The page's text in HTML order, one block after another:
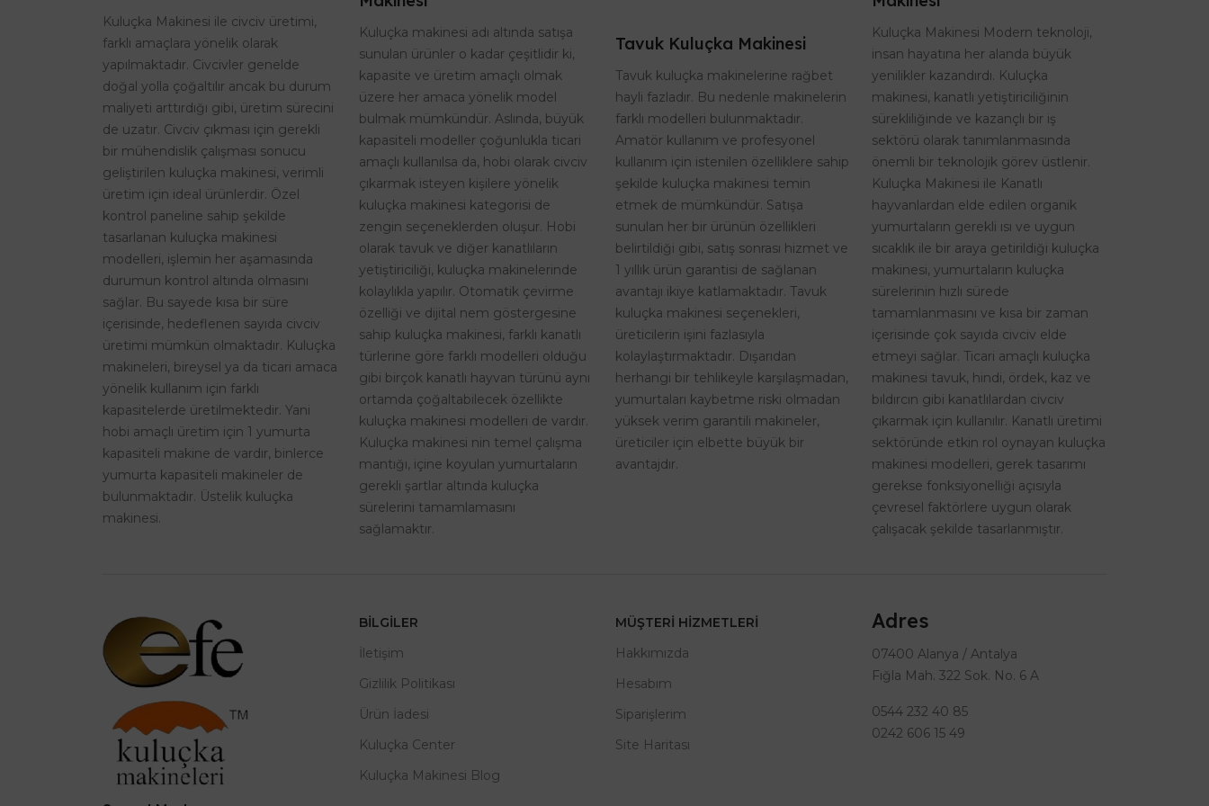
Kuluçka Makinesi ile civciv üretimi,
farklı amaçlara yönelik olarak
yapılmaktadır. Civcivler genelde
doğal yolla çoğaltılır ancak bu durum
maliyeti arttırdığı gibi, üretim sürecini
de uzatır. Civciv çıkması için gerekli
bir mühendislik çalışması sonucu
geliştirilen kuluçka makinesi, verimli
üretim için ideal ürünlerdir. Özel
kontrol paneline sahip şekilde
tasarlanan kuluçka makinesi
modelleri, işlemin her aşamasında
durumun kontrol altında olmasını
sağlar. Bu sayede kısa bir süre
içerisinde, hedeflenen sayıda civciv
üretimi mümkün olmaktadır. Kuluçka
makineleri, bireysel ya da ticari amaca
yönelik kullanım için farklı
kapasitelerde üretilmektedir. Yani
hobi amaçlı üretim için 1 yumurta
kapasiteli makine de vardır, binlerce
yumurta kapasiteli makineler de
bulunmaktadır. Üstelik kuluçka
makinesi.
Kuluçka makinesi adı altında satışa
sunulan ürünler o kadar çeşitlidir ki,
kapasite ve üretim amaçlı olmak
üzere her amaca yönelik model
bulmak mümkündür. Aslında, büyük
kapasiteli modeller çoğunlukla ticari
amaçlı kullanılsa da, hobi olarak civciv
çıkarmak isteyen kişilere yönelik
kuluçka makinesi kategorisi de
zengin seçeneklerden oluşur. Hobi
olarak tavuk ve diğer kanatlıların
yetiştiriciliği, kuluçka makinelerinde
kolaylıkla yapılır. Otomatik çevirme
özelliği ve dijital nem göstergesine
sahip kuluçka makinesi, farklı kanatlı
türlerine göre farklı modelleri olduğu
gibi birçok kanatlı hayvan türünü aynı
ortamda çoğaltabilecek özellikte
kuluçka makinesi modelleri de vardır.
Kuluçka makinesi nin temel çalışma
mantığı, içine koyulan yumurtaların
gerekli şartlar altında kuluçka
sürelerini tamamlamasını
sağlamaktır.
Tavuk Kuluçka Makinesi
Tavuk kuluçka makinelerine rağbet
hayli fazladır. Bu nedenle makinelerin
farklı modelleri bulunmaktadır.
Amatör kullanım ve profesyonel
kullanım için istenilen özelliklere sahip
şekilde kuluçka makinesi temin
etmek de mümkündür. Satışa
sunulan her bir ürünün özellikleri
belirtildiği gibi, satış sonrası hizmet ve
1 yıllık ürün garantisi de sağlanan
avantajı ikiye katlamaktadır. Tavuk
kuluçka makinesi seçenekleri,
üreticilerin işini fazlasıyla
kolaylaştırmaktadır. Dışarıdan
herhangi bir tehlikeyle karşılaşmadan,
yumurtaları kaybetme riski olmadan
yüksek verim garantili makineler,
üreticiler için elbette büyük bir
avantajdır.
Kuluçka Makinesi Modern teknoloji,
insan hayatına her alanda büyük
yenilikler kazandırdı. Kuluçka
makinesi, kanatlı yetiştiriciliğinin
sürekliliğinde ve kazançlı bir iş
sektörü olarak tanımlanmasında
önemli bir teknolojik görev üstlenir.
Kuluçka Makinesi ile Kanatlı
hayvanlardan elde edilen organik
yumurtaların gerekli ısı ve uygun
sıcaklık ile bir araya getirildiği kuluçka
makinesi, yumurtaların kuluçka
sürelerinin hızlı sürede
tamamlanmasını ve kısa bir zaman
içerisinde çok sayıda civciv elde
etmeyi sağlar. Ticari amaçlı kuluçka
makinesi tavuk, hindi, ördek, kaz ve
bıldırcın gibi kanatlılardan civciv
çıkarmak için kullanılır. Kanatlı üretimi
sektöründe etkin rol oynayan kuluçka
makinesi modelleri, gerek tasarımı
gerekse fonksiyonelliği açısıyla
çevresel faktörlere uygun olarak
çalışacak şekilde tasarlanmıştır.
BILGILER
İletişim
Gizlilik Politikası
Ürün İadesi
Kuluçka Center
Kuluçka Makinesi Blog
MÜŞTERI HIZMETLERI
Hakkımızda
Hesabım
Siparişlerim
Site Haritası
Adres
07400 Alanya / Antalya
Fığla Mah. 322 Sok. No. 6 A
0544 232 40 85
0242 606 15 49